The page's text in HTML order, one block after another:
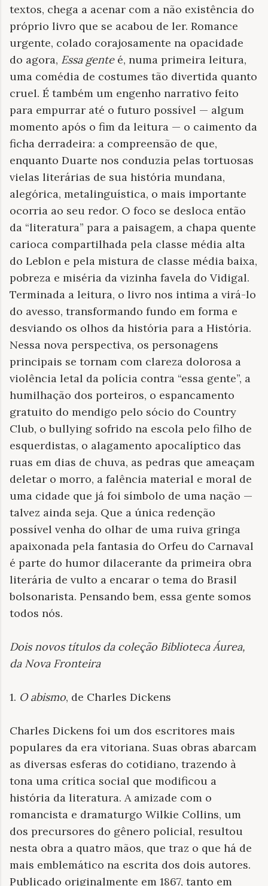
textos, chega a acenar com a não existência do
próprio livro que se acabou de ler. Romance
urgente, colado corajosamente na opacidade
do agora, Essa genteé, numa primeira leitura,
uma comédia de costumes tão divertida quanto
cruel. É também um engenho narrativo feito
para empurrar até o futuro possível — algum
momento após o fim da leitura — o caimento da
ficha derradeira: a compreensão de que,
enquanto Duarte nos conduzia pelas tortuosas
vielas literárias de sua história mundana,
alegórica, metalinguística, o mais importante
ocorria ao seu redor. O foco se desloca então
da “literatura” para a paisagem, a chapa quente
carioca compartilhada pela classe média alta
do Leblon e pela mistura de classe média baixa,
pobreza e miséria da vizinha favela do Vidigal.
Terminada a leitura, o livro nos intima a virá-lo
do avesso, transformando fundo em forma e
desviando os olhos da história para a História.
Nessa nova perspectiva, os personagens
principais se tornam com clareza dolorosa a
violência letal da polícia contra “essa gente”, a
humilhação dos porteiros, o espancamento
gratuito do mendigo pelo sócio do Country
Club, o bullying sofrido na escola pelo filho de
esquerdistas, o alagamento apocalíptico das
ruas em dias de chuva, as pedras que ameaçam
deletar o morro, a falência material e moral de
uma cidade que já foi símbolo de uma nação —
talvez ainda seja. Que a única redenção
possível venha do olhar de uma ruiva gringa
apaixonada pela fantasia do Orfeu do Carnaval
é parte do humor dilacerante da primeira obra
literária de vulto a encarar o tema do Brasil
bolsonarista. Pensando bem, essa gente somos
todos nós.
Dois novos títulos da coleção Biblioteca Áurea,
da Nova Fronteira
1. O abismo, de Charles Dickens
Charles Dickens foi um dos escritores mais
populares da era vitoriana. Suas obras abarcam
as diversas esferas do cotidiano, trazendo à
tona uma crítica social que modificou a
história da literatura. A amizade com o
romancista e dramaturgo Wilkie Collins, um
dos precursores do gênero policial, resultou
nesta obra a quatro mãos, que traz o que há de
mais emblemático na escrita dos dois autores.
Publicado originalmente em 1867, tanto em